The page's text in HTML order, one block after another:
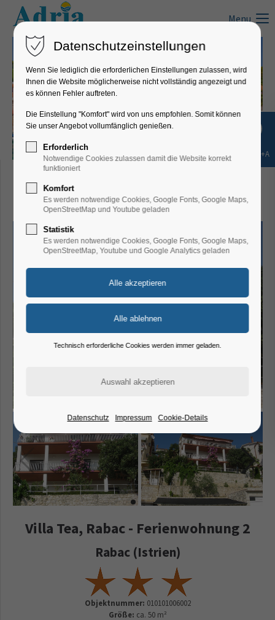
Menu
Villa Tea, Rabac -
Ferienwohnung 2
Villa Tea, Rabac - Ferienwohnung 2
Rabac (Istrien)
Objektnummer: 010101006002
Größe: ca. 50 m²
Datenschutzeinstellungen
Wenn Sie lediglich die erforderlichen Einstellungen zulassen, wird
Ihnen die Website möglicherweise nicht vollständig angezeigt und
es können Fehler auftreten.
Die Einstellung "Komfort" wird von uns empfohlen. Somit können
Sie unser Angebot vollumfänglich genießen.
Erforderlich
Notwendige Cookies zulassen damit die Website korrekt
funktioniert
Komfort
Es werden notwendige Cookies, Google Fonts, Google Maps,
OpenStreetMap und Youtube geladen
Statistik
Es werden notwendige Cookies, Google Fonts, Google Maps,
OpenStreetMap, Youtube und Google Analytics geladen
Technisch erforderliche Cookies werden immer geladen.
Datenschutz Impressum Cookie-Details
Shift+Alt+A